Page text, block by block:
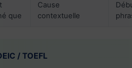
que
Cause
contextuelle
/ TOEFL